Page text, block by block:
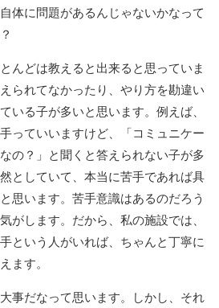
体に問題があるんじゃないかなって
んどは教えると出来ると思っていま
られてなかったり、やり方を勘違い
いる子が多いと思います。例えば、
っていいますけど、「コミュニケー
の？」と聞くと答えられない子が多
としていて、本当に苦手であれば具
思います。苦手意識はあるのだろう
がします。だから、私の施設では、
という人がいれば、ちゃんと丁寧に
ます。
大事だなって思います。しかし、それ